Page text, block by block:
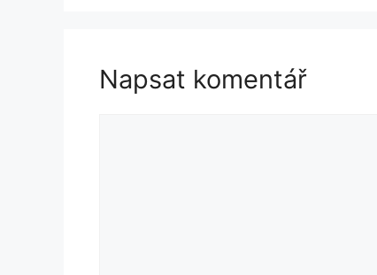
Napsat komentář